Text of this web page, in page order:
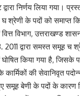
निर्णय लिया गया।
श्रेणी के पदों को समाप्त
विभाग, उत्तराखण्ड
2011 द्वारा समस्त समूह च
घोषित किया गया है, जिसके
कार्मिकों की सेवानिवृत
समूह बेणी के पदों के कारण